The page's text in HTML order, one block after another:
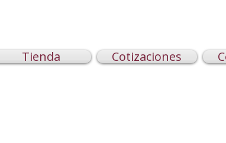
Tienda Cotizaciones